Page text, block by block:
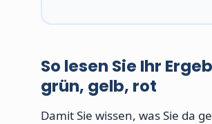
So lesen Sie Ihr
grün, gelb, rot
Damit Sie wissen, was Sie da